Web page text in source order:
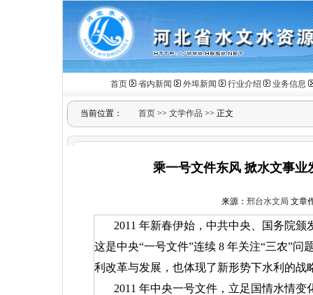
首页 省内新闻 外埠新闻 行业介绍 业务信息
当前位置： 首页 >> 文学作品 >> 正文
乘一号文件东风 掀水文事
来源： 邢台水文局 文章
2011 年新春伊始，中共中央、国务院颁
这是中央“一号文件”连续 8 年关注“三农”问
利改革与发展，也体现了新形势下水利的战
2011 年中央一号文件，立足国情水情变